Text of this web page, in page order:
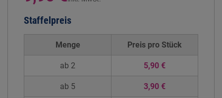
Staffelpreis
Menge Preis pro Stück
ab 2 5,90 €
ab 5 3,90 €